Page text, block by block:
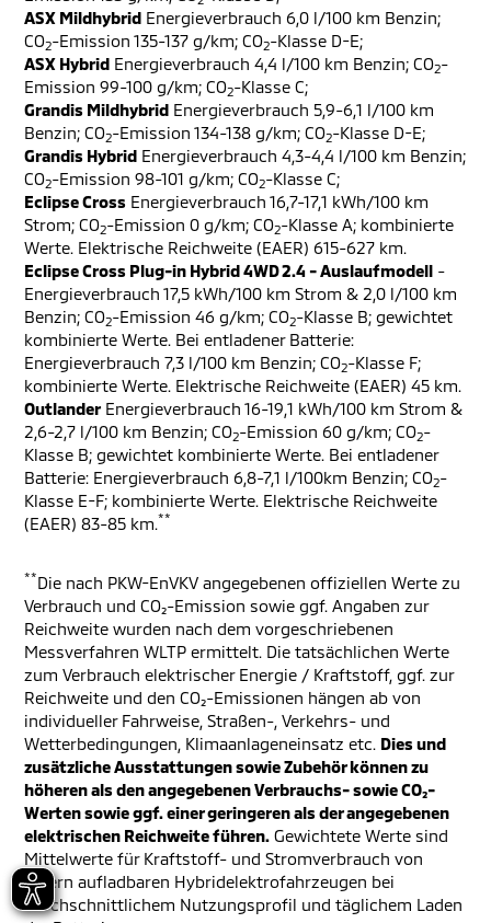
ASX Mildhybrid Energieverbrauch 6,0 l/100 km Benzin;
CO2-Emission 135-137 g/km; CO2-Klasse D-E;
ASX Hybrid Energieverbrauch 4,4 l/100 km Benzin; CO2-
Emission 99-100 g/km; CO2-Klasse C;
Grandis Mildhybrid Energieverbrauch 5,9-6,1 l/100 km
Benzin; CO2-Emission 134-138 g/km; CO2-Klasse D-E;
Grandis Hybrid Energieverbrauch 4,3-4,4 l/100 km Benzin;
CO2-Emission 98-101 g/km; CO2-Klasse C;
Eclipse Cross Energieverbrauch 16,7-17,1 kWh/100 km
Strom; CO2-Emission 0 g/km; CO2-Klasse A; kombinierte
Werte. Elektrische Reichweite (EAER) 615-627 km.
Eclipse Cross Plug-in Hybrid 4WD 2.4 - Auslaufmodell -
Energieverbrauch 17,5 kWh/100 km Strom & 2,0 l/100 km
Benzin; CO2-Emission 46 g/km; CO2-Klasse B; gewichtet
kombinierte Werte. Bei entladener Batterie:
Energieverbrauch 7,3 l/100 km Benzin; CO2-Klasse F;
kombinierte Werte. Elektrische Reichweite (EAER) 45 km.
Outlander Energieverbrauch 16-19,1 kWh/100 km Strom &
2,6-2,7 l/100 km Benzin; CO2-Emission 60 g/km; CO2-
Klasse B; gewichtet kombinierte Werte. Bei entladener
Batterie: Energieverbrauch 6,8-7,1 l/100km Benzin; CO2-
Klasse E-F; kombinierte Werte. Elektrische Reichweite
(EAER) 83-85 km.**
**Die nach PKW-EnVKV angegebenen offiziellen Werte zu
Verbrauch und CO₂-Emission sowie ggf. Angaben zur
Reichweite wurden nach dem vorgeschriebenen
Messverfahren WLTP ermittelt. Die tatsächlichen Werte
zum Verbrauch elektrischer Energie / Kraftstoff, ggf. zur
Reichweite und den CO₂-Emissionen hängen ab von
individueller Fahrweise, Straßen-, Verkehrs- und
Wetterbedingungen, Klimaanlageneinsatz etc. Dies und
zusätzliche Ausstattungen sowie Zubehör können zu
höheren als den angegebenen Verbrauchs- sowie CO₂-
Werten sowie ggf. einer geringeren als der angegebenen
elektrischen Reichweite führen. Gewichtete Werte sind
Mittelwerte für Kraftstoff- und Stromverbrauch von
extern aufladbaren Hybridelektrofahrzeugen bei
durchschnittlichem Nutzungsprofil und täglichem Laden